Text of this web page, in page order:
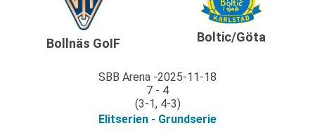
Bollnäs GoIF
SBB Arena 2025-11-18
7 - 4
(3-1, 4-3)
Elitserien - Grundserie
Boltic/Göta